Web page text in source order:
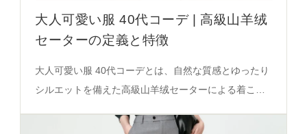
大人可愛い服 40代コーデ | 高級山羊绒
セーターの定義と特徴
大人可愛い服 40代コーデとは、自然な質感とゆったり
シルエットを備えた高級山羊绒セーターによる着こな
100％山羊绒素材が特徴で、肌への優しさと着心地の